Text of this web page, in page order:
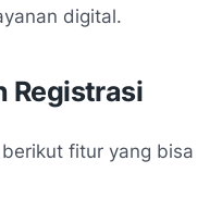
digital.
Registrasi
fitur yang bisa